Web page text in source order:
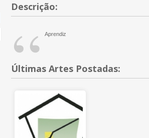
Descrição:
“ Aprendiz
Últimas Artes Postadas: